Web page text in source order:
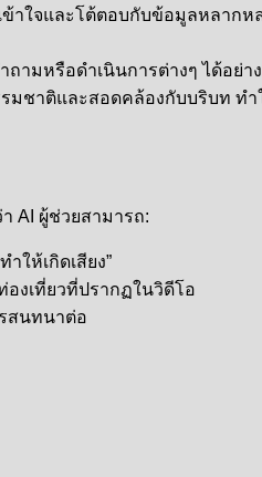
าใจและโต้ตอบกับข้อมูลหลากห
ามหรือดำเนินการต่างๆ ได้อย่า
มชาติและสอดคล้องกับบริบท ท
AI ผู้ช่วยสามารถ:
ให้เกิดเสียง”
งเที่ยวที่ปรากฏในวิดีโอ
สนทนาต่อ